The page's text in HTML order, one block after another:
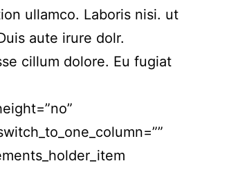
ullamco. Laboris nisi. ut
aute irure dolr.
cillum dolore. Eu fugiat